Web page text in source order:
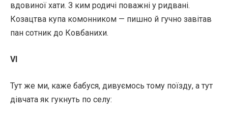
вдовиної хати. З ким родичі поважні у ридвані.
Козацтва купа комонником — пишно й гучно завітав
пан сотник до Ковбанихи.
VI
Тут же ми, каже бабуся, дивуємось тому поїзду, а тут
дівчата як гукнуть по селу: